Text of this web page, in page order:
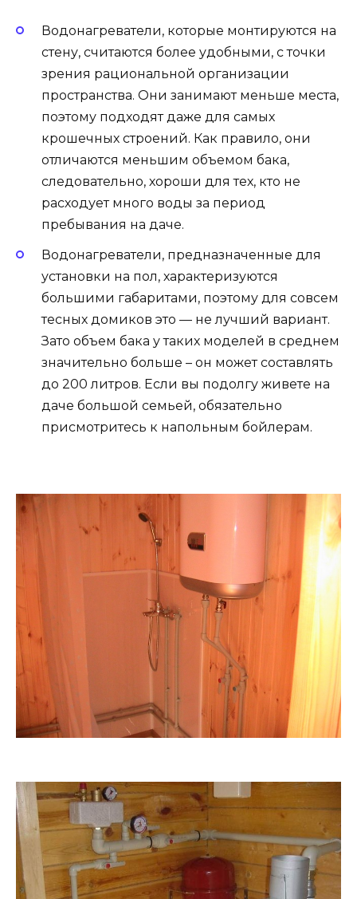
Водонагреватели, которые монтируются на
стену, считаются более удобными, с точки
зрения рациональной организации
пространства. Они занимают меньше места,
поэтому подходят даже для самых
крошечных строений. Как правило, они
отличаются меньшим объемом бака,
следовательно, хороши для тех, кто не
расходует много воды за период
пребывания на даче.
Водонагреватели, предназначенные для
установки на пол, характеризуются
большими габаритами, поэтому для совсем
тесных домиков это — не лучший вариант.
Зато объем бака у таких моделей в среднем
значительно больше – он может составлять
до 200 литров. Если вы подолгу живете на
даче большой семьей, обязательно
присмотритесь к напольным бойлерам.